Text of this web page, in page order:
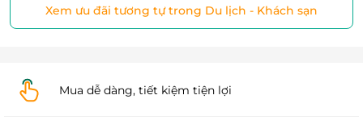
Xem ưu đãi tương tự trong Du lịch - Khách sạn
Mua dễ dàng, tiết kiệm tiện lợi